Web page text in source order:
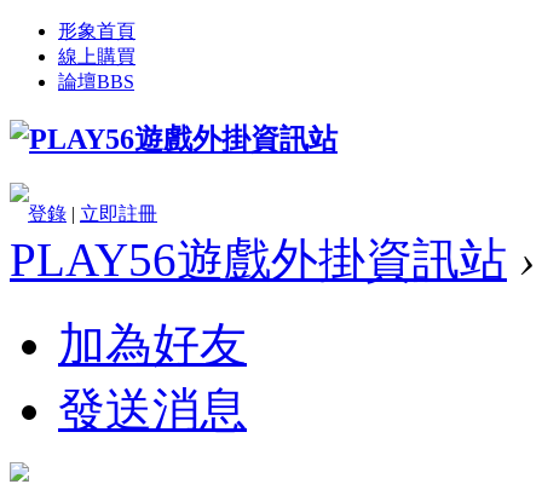
形象首頁
線上購買
論壇BBS
登錄 | 立即註冊
PLAY56遊戲外掛資訊站 ›
加為好友
發送消息